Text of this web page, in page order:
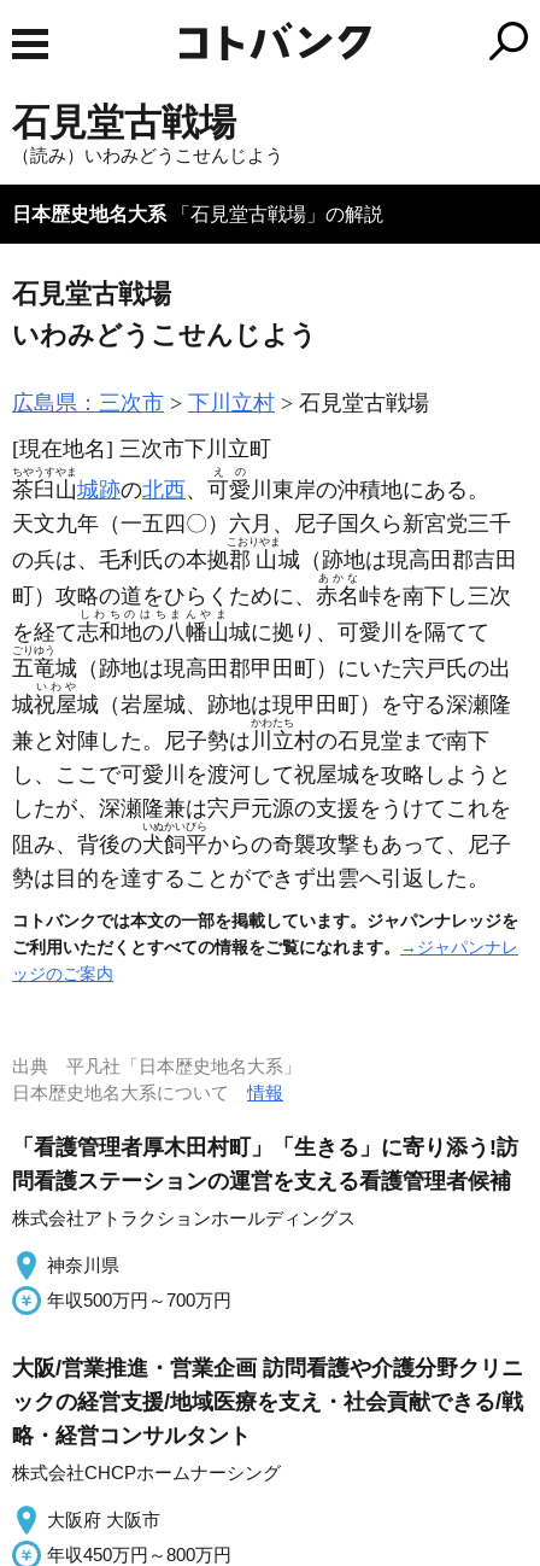
石見堂古戦場
（読み）いわみどうこせんじよう
日本歴史地名大系 「石見堂古戦場」の解説
石見堂古戦場
いわみどうこせんじよう
広島県：三次市 下川立村
石見堂古戦場
[現在地名] 三次市下川立町
茶臼山
ちやうすやま
城跡の北西、 可愛
えの
川東岸の沖積地にある。
天文九年 （一五四〇） 六月、尼子国久ら新宮党三千
の兵は、毛利氏の本拠郡山
こおりやま
城 （跡地は現高田郡吉田
町） 攻略の道をひらくために、 赤名
あかな
峠を南下し三次
を経て志和地の八幡山
しわちのはちまんやま
城に拠り、可愛川を隔てて
五竜
ごりゆう
城 （跡地は現高田郡甲田町） にいた宍戸氏の出
城祝屋
いわや
城 （岩屋城、跡地は現甲田町） を守る深瀬隆
兼と対陣した。尼子勢は 川立
かわたち
村の石見堂まで南下
し、ここで可愛川を渡河して祝屋城を攻略しようと
したが、深瀬隆兼は宍戸元源の支援をうけてこれを
阻み、背後の犬飼平
いぬかいびら
からの奇襲攻撃もあって、尼子
勢は目的を達することができず出雲へ引返した。
コトバンクでは本文の一部を掲載しています。ジャパンナレッジを
ご利用いただくとすべての情報をご覧になれます。
→ジャパンナレ
ッジのご案内
出典 平凡社「日本歴史地名大系」
日本歴史地名大系について情報
「看護管理者厚木田村町」「生きる」に寄り添う!訪
問看護ステーションの運営を支える看護管理者候補
株式会社アトラクションホールディングス
神奈川県
年収500万円～700万円
大阪/営業推進・営業企画 訪問看護や介護分野クリニ
ックの経営支援/地域医療を支え・社会貢献できる/戦
略・経営コンサルタント
株式会社CHCPホームナーシング
大阪府 大阪市
年収450万円～800万円